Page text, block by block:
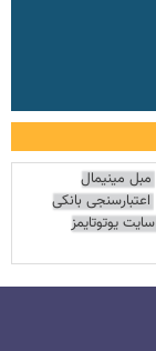
مبل مینیمال
اعتبارسنجی بانکی
سایت یوتوتایمز